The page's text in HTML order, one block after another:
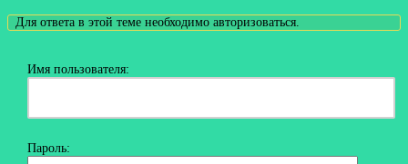
Для ответа в этой теме необходимо авторизоваться.
Имя пользователя:
Пароль: